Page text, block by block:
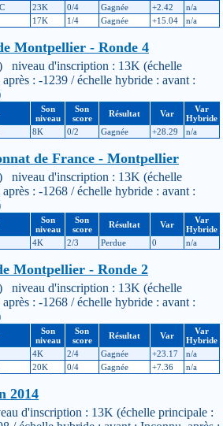
23K 0/4 Gagnée +2.42
n/a
17K 1/4 Gagnée +15.04 n/a
Montpellier - Ronde 4
niveau d'inscription : 13K (échelle
: -1239 / échelle hybride : avant :
Son
niveau
Son
score
Résultat Var
Var
Hybride
8K 0/2 Gagnée +28.29 n/a
de France - Montpellier
niveau d'inscription : 13K (échelle
: -1268 / échelle hybride : avant :
Son
niveau
Son
score
Résultat Var
Var
Hybride
4K 2/3 Perdue 0 n/a
Montpellier - Ronde 2
niveau d'inscription : 13K (échelle
: -1268 / échelle hybride : avant :
Son
niveau
Son
score
Résultat Var
Var
Hybride
4K 2/4 Gagnée +23.17
n/a
20K 0/4 Gagnée +7.36 n/a
2014
d'inscription : 13K (échelle principale :